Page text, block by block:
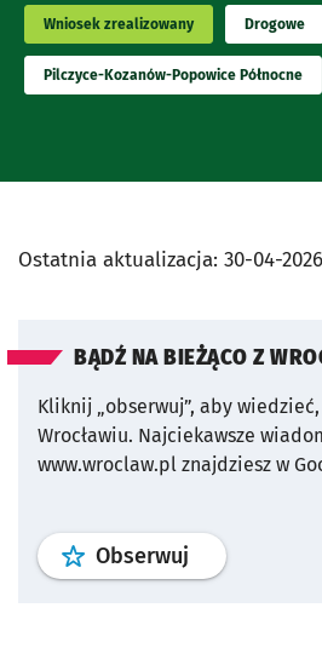
Wniosek zrealizowany Drogowe
Pilczyce-Kozanów-Popowice Północne
Ostatnia aktualizacja: 30-04-2026
BĄDŹ NA BIEŻĄCO Z
Kliknij „obserwuj”, aby
Wrocławiu. Najciekawsze
www.wroclaw.pl znajdziesz w
Obserwuj profil